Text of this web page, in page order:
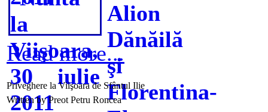
Read more...
Priveghere la Viişoara de Sfântul Ilie
Written by Preot Petru Roncea